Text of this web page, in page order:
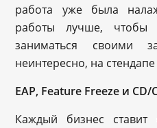
работа уже была
работы лучше, чтобы
заниматься своими
неинтересно, на
EAP, Feature Freeze и CD/
Каждый бизнес